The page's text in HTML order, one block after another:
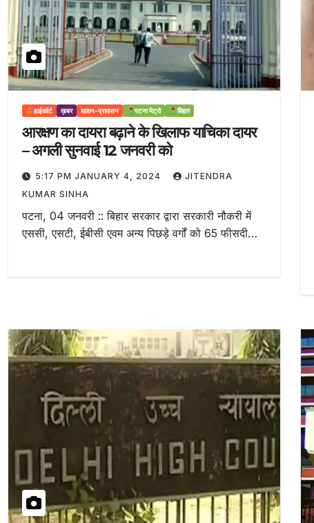
हाईकोर्ट ख़बर शाशन-प्रशासन पटना मेट्रो बिहार
आरक्षण का दायरा बढ़ाने के खिलाफ याचिका दायर
– अगली सुनवाई 12 जनवरी को
5:17 PM JANUARY 4, 2024
JITENDRA
KUMAR SINHA
पटना, 04 जनवरी :: बिहार सरकार द्वारा सरकारी नौकरी में
एससी, एसटी, ईबीसी एवम अन्य पिछड़े वर्गों को 65 फीसदी…